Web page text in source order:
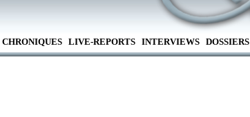
CHRONIQUES LIVE-REPORTS INTERVIEWS DOSSIERS